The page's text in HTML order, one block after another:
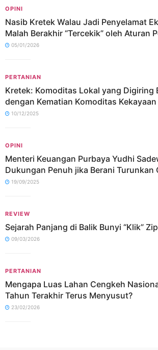
OPINI
Nasib Kretek Walau Jadi Penyelamat
Malah Berakhir “Tercekik” oleh Aturan
05/01/2026
PERTANIAN
Kretek: Komoditas Lokal yang Digiring
dengan Kematian Komoditas
10/12/2025
OPINI
Menteri Keuangan Purbaya Yudhi
Dukungan Penuh jika Berani Turunkan
19/09/2025
REVIEW
Sejarah Panjang di Balik Bunyi “Klik”
09/03/2026
PERTANIAN
Mengapa Luas Lahan Cengkeh
Tahun Terakhir Terus Menyusut?
23/02/2026